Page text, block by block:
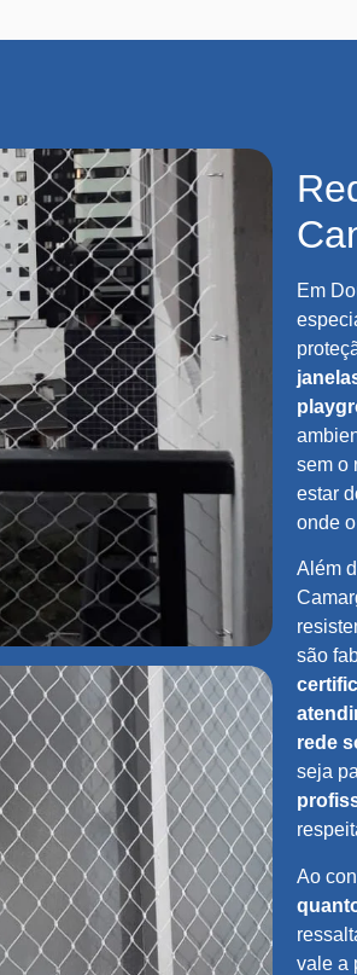
Em
sem o
estar
onde
Além
são
rede
seja
Ao
vale a